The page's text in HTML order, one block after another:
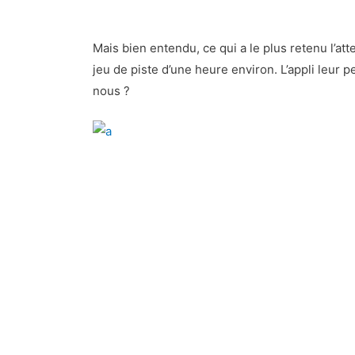
Mais bien entendu, ce qui a le plus retenu
jeu de piste d’une heure environ. L’appli
nous ?